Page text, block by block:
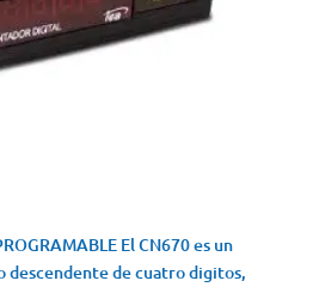
El CN670 es un
descendente de cuatro digitos,